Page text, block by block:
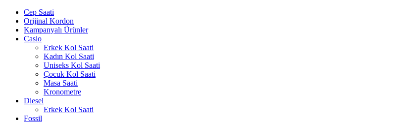
Cep Saati
Orijinal Kordon
Kampanyalı Ürünler
Casio
Erkek Kol Saati
Kadın Kol Saati
Uniseks Kol Saati
Çocuk Kol Saati
Masa Saati
Kronometre
Diesel
Erkek Kol Saati
Fossil